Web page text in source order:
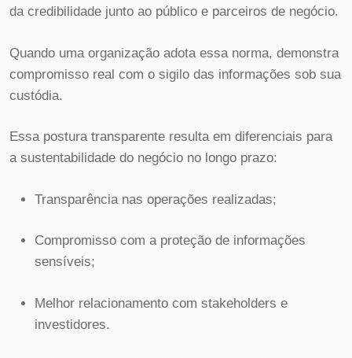
da credibilidade junto ao público e parceiros de negócio.
Quando uma organização adota essa norma, demonstra
compromisso real com o sigilo das informações sob sua
custódia.
Essa postura transparente resulta em diferenciais para
a sustentabilidade do negócio no longo prazo:
Transparência nas operações realizadas;
Compromisso com a proteção de informações
sensíveis;
Melhor relacionamento com stakeholders e
investidores.